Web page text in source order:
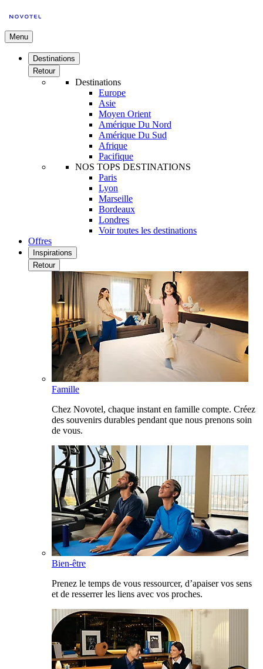
Menu
Destinations
Retour
Destinations
Europe
Asie
Moyen Orient
Amérique Du Nord
Amérique Du Sud
Afrique
Pacifique
NOS TOPS DESTINATIONS
Paris
Lyon
Marseille
Bordeaux
Londres
Voir toutes les destinations
Offres
Inspirations
Retour
Famille
Chez Novotel, chaque instant en famille compte. Créez
des souvenirs durables pendant que nous prenons soin
de vous.
Bien-être
Prenez le temps de vous ressourcer, d’apaiser vos sens
et de resserrer les liens avec vos proches.